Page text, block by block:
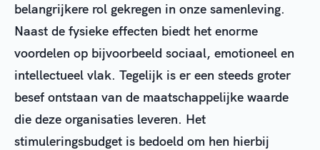
belangrijkere rol gekregen in onze samenleving.
Naast de fysieke effecten biedt het enorme
voordelen op bijvoorbeeld sociaal, emotioneel en
intellectueel vlak. Tegelijk is er een steeds groter
besef ontstaan van de maatschappelijke waarde
die deze organisaties leveren. Het
stimuleringsbudget is bedoeld om hen hierbij